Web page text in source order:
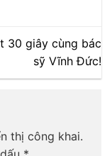
30 giây cùng bác
sỹ Vĩnh Đức!
thị công khai.